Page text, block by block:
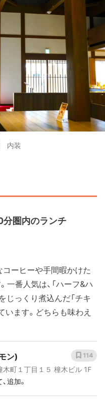
内装
分圏内のランチ
コーヒーや手間暇かけた
番人気は、「ハーフ&ハ
じっくり煮込んだ「チキ
います。どちらも味わえ
ン)
町１丁目１５ 橦木ビル 1F
追加。
114